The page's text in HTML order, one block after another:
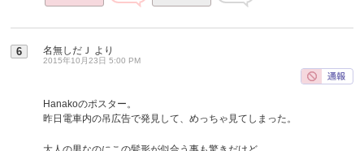
6 名無しだＪ より
2015年10月23日 5:00 PM
Hanakoのポスター。
昨日電車内の吊広告で発見して、めっちゃ見てしまった。